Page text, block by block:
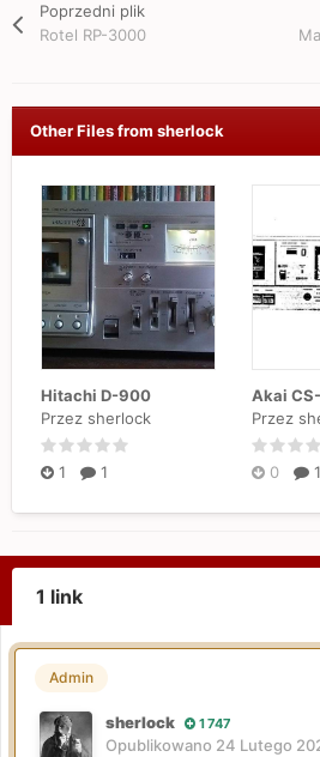
Poprzedni plik
Rotel RP-3000
Other Files from sherlock
Hitachi D-900
Przez sherlock
1 1
Akai
Przez
0 1
1 link
Admin
sherlock 1 747
Opublikowano 24 Lutego